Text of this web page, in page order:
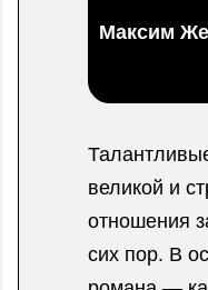
Максим
великой и
отношения
сих пор. В